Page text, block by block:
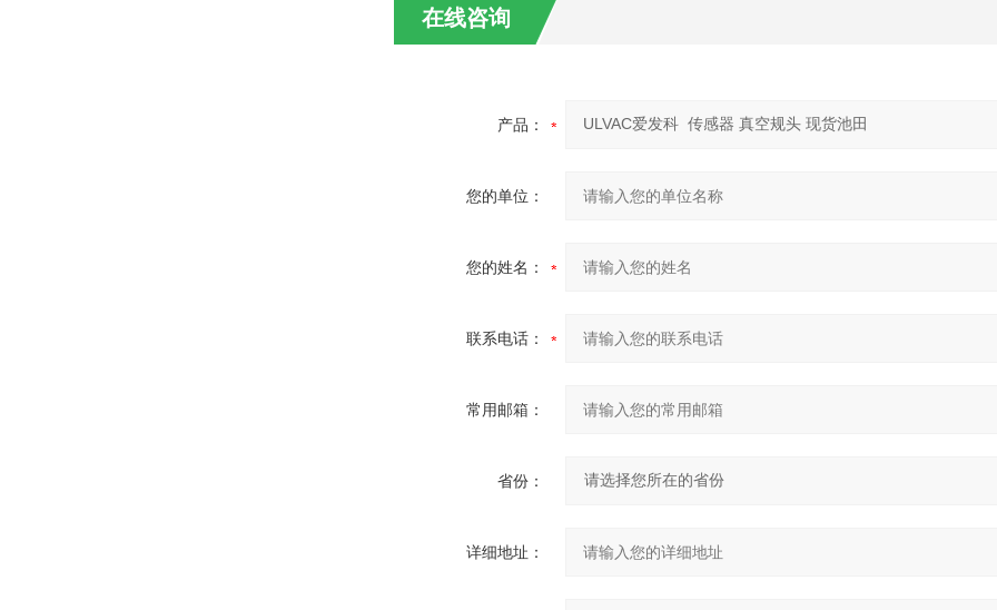
在线咨询
产品：
您的单位：
您的姓名：
联系电话：
常用邮箱：
省份：
详细地址：